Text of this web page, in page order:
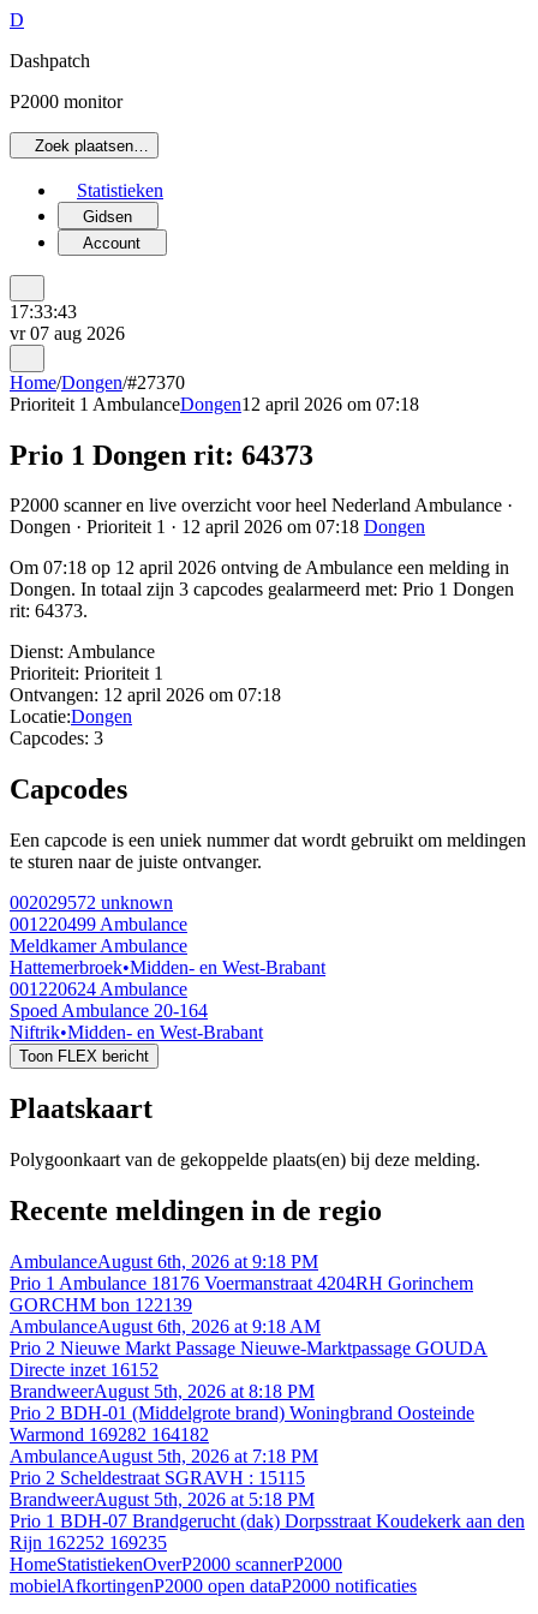
D
Dashpatch
P2000 monitor
Zoek plaatsen…
Statistieken
Gidsen
Account
17:33:43
vr 07 aug 2026
Home/Dongen/#27370
Prioriteit 1 AmbulanceDongen12 april 2026 om 07:18
Prio 1 Dongen rit: 64373
P2000 scanner en live overzicht voor heel Nederland Ambulance ·
Dongen · Prioriteit 1 · 12 april 2026 om 07:18 Dongen
Om 07:18 op 12 april 2026 ontving de Ambulance een melding in
Dongen. In totaal zijn 3 capcodes gealarmeerd met: Prio 1 Dongen
rit: 64373.
Dienst: Ambulance
Prioriteit: Prioriteit 1
Ontvangen: 12 april 2026 om 07:18
Locatie:Dongen
Capcodes: 3
Capcodes
Een capcode is een uniek nummer dat wordt gebruikt om meldingen
te sturen naar de juiste ontvanger.
002029572 unknown
001220499 Ambulance
Meldkamer Ambulance
Hattemerbroek•Midden- en West-Brabant
001220624 Ambulance
Spoed Ambulance 20-164
Niftrik•Midden- en West-Brabant
Toon FLEX bericht
Plaatskaart
Polygoonkaart van de gekoppelde plaats(en) bij deze melding.
Recente meldingen in de regio
AmbulanceAugust 6th, 2026 at 9:18 PM
Prio 1 Ambulance 18176 Voermanstraat 4204RH Gorinchem
GORCHM bon 122139
AmbulanceAugust 6th, 2026 at 9:18 AM
Prio 2 Nieuwe Markt Passage Nieuwe-Marktpassage GOUDA
Directe inzet 16152
BrandweerAugust 5th, 2026 at 8:18 PM
Prio 2 BDH-01 (Middelgrote brand) Woningbrand Oosteinde
Warmond 169282 164182
AmbulanceAugust 5th, 2026 at 7:18 PM
Prio 2 Scheldestraat SGRAVH : 15115
BrandweerAugust 5th, 2026 at 5:18 PM
Prio 1 BDH-07 Brandgerucht (dak) Dorpsstraat Koudekerk aan den
Rijn 162252 169235
HomeStatistiekenOverP2000 scannerP2000
mobielAfkortingenP2000 open dataP2000 notificaties